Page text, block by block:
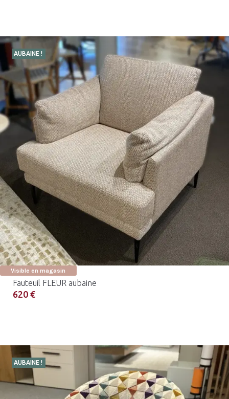
AUBAINE !
Visible en magasin
Fauteuil FLEUR aubaine
620 €
AUBAINE !